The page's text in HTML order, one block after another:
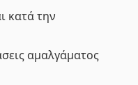
κατά την
αμαλγάματος